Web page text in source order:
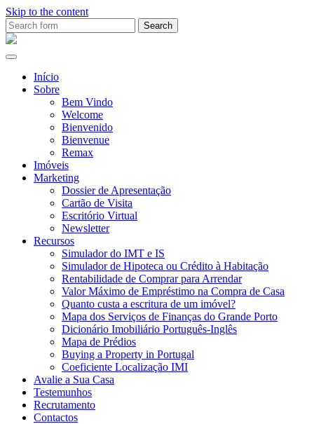
Skip to the content
Search
for:Ana
Início
Sobre
Bem Vindo
Welcome
Bienvenido
Bienvenue
Remax
Imóveis
Marketing
Dossier de Apresentação
Cartão de Visita
Escritório Virtual
Newsletter
Recursos
Simulador do IMT e IS
Simulador de Hipoteca ou Crédito à Habitação
Rentabilidade de Comprar para Arrendar
Valor Máximo de Empréstimo na Compra de Casa
Quanto custa a escritura de um imóvel?
Mapa dos Serviços de Finanças do Grande Porto
Dicionário Imobiliário Português-Inglês
Mapa de Prédios
Buying a Property in Portugal
Coeficiente Localização IMI
Avalie a Sua Casa
Testemunhos
Recrutamento
Contactos